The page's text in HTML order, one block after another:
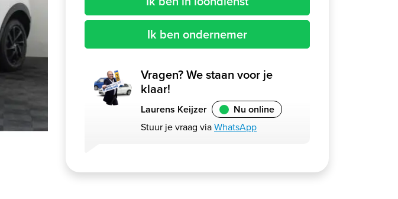
Ik ben ondernemer
Vragen? We staan voor je
klaar!
Laurens Keijzer
Nu online
Stuur je vraag viaWhatsApp